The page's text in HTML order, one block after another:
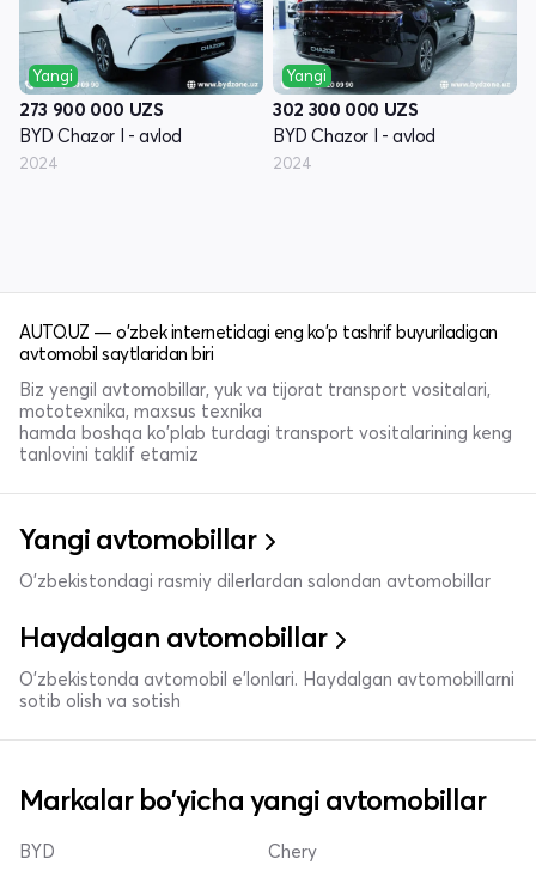
Yangi
273 900 000 UZS
BYD Chazor I - avlod
2024
Yangi
302 300 000 UZS
BYD Chazor I - avlod
2024
AUTO.UZ — o'zbek internetidagi eng ko'p tashrif buyuriladigan
avtomobil saytlaridan biri
Biz yengil avtomobillar, yuk va tijorat transport vositalari,
mototexnika, maxsus texnika
hamda boshqa ko'plab turdagi transport vositalarining keng
tanlovini taklif etamiz
Yangi avtomobillar
O'zbekistondagi rasmiy dilerlardan salondan avtomobillar
Haydalgan avtomobillar
O'zbekistonda avtomobil e’lonlari. Haydalgan avtomobillarni
sotib olish va sotish
Markalar bo'yicha yangi avtomobillar
BYD Chery